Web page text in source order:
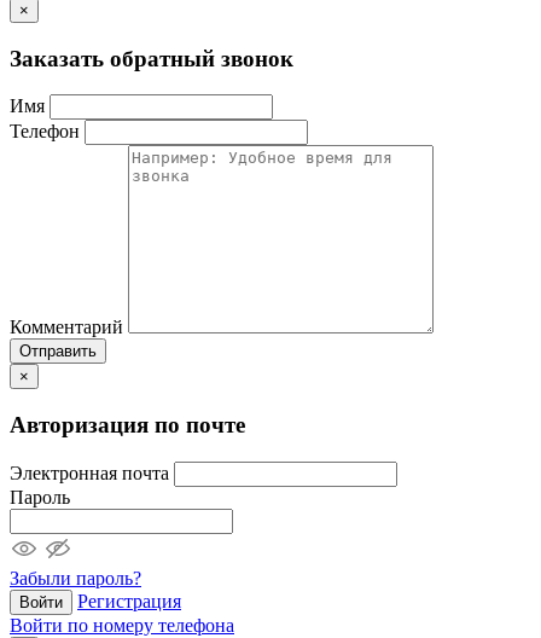
×
Заказать обратный звонок
Имя
Телефон
Комментарий
Отправить
×
Авторизация по почте
Электронная почта
Пароль
Забыли пароль?
Войти
Регистрация
Войти по номеру телефона